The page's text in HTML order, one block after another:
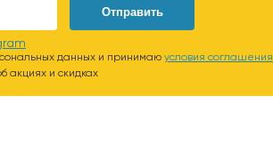
Отправить
данных и принимаю условия соглашения
акциях и скидках